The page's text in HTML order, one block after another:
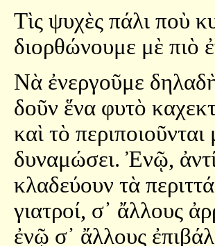
Τὶς ψυχὲς πάλι ποὺ
διορθώνουμε μὲ πιὸ
Νὰ ἐνεργοῦμε
δοῦν ἕνα φυτὸ
καὶ τὸ
δυναμώσει. Ἐνῷ,
κλαδεύουν τὰ
γιατροί, σ᾿ ἄλλους
ἐνῷ σ᾿ ἄλλους